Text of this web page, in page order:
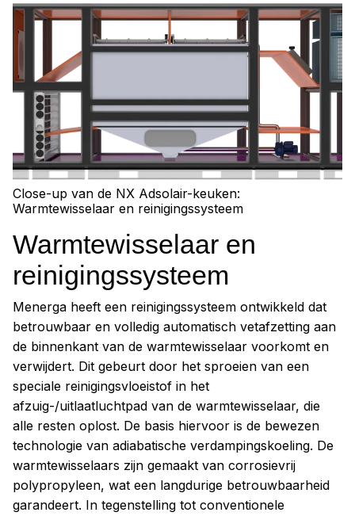
Close-up van de NX Adsolair-keuken:
Warmtewisselaar en reinigingssysteem
Warmtewisselaar en
reinigingssysteem
Menerga heeft een reinigingssysteem ontwikkeld dat
betrouwbaar en volledig automatisch vetafzetting aan
de binnenkant van de warmtewisselaar voorkomt en
verwijdert. Dit gebeurt door het sproeien van een
speciale reinigingsvloeistof in het
afzuig-/uitlaatluchtpad van de warmtewisselaar, die
alle resten oplost. De basis hiervoor is de bewezen
technologie van adiabatische verdampingskoeling. De
warmtewisselaars zijn gemaakt van corrosievrij
polypropyleen, wat een langdurige betrouwbaarheid
garandeert. In tegenstelling tot conventionele